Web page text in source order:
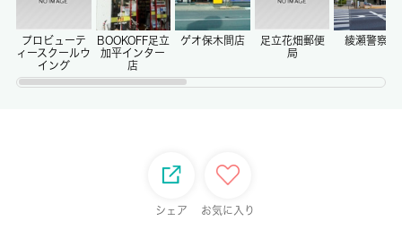
-/-
権利金/雑費
プロビューテ
ィースクールウ
イング
BOOKOFF足立
加平インター
店
ゲオ保木間店
足立花畑郵便
局
綾瀬警察署
シェア お気に入り